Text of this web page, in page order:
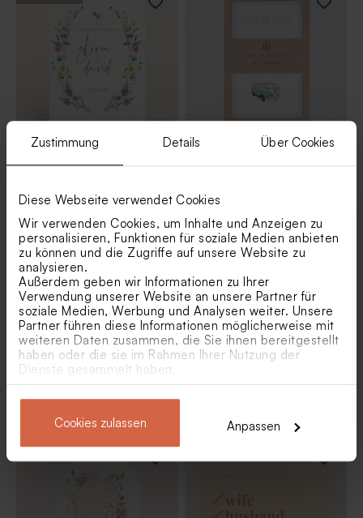
Zustimmung Details Über Cookies
Diese Webseite verwendet Cookies
Wir verwenden Cookies, um Inhalte und Anzeigen zu
personalisieren, Funktionen für soziale Medien anbieten
zu können und die Zugriffe auf unsere Website zu
analysieren.
Außerdem geben wir Informationen zu Ihrer
Verwendung unserer Website an unsere Partner für
soziale Medien, Werbung und Analysen weiter. Unsere
Partner führen diese Informationen möglicherweise mit
weiteren Daten zusammen, die Sie ihnen bereitgestellt
haben oder die sie im Rahmen Ihrer Nutzung der
Dienste gesammelt haben.
Cookies zulassen Anpassen
Hochzeitseinladungskarte
mit Foto im Play-Taste-Design
Quadratische